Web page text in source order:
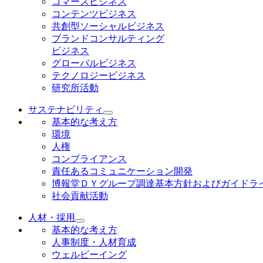
コンテンツビジネス
共創型ソーシャルビジネス
ブランドコンサルティング
ビジネス
グローバルビジネス
テクノロジービジネス
研究所活動
サステナビリティ
基本的な考え方
環境
人権
コンプライアンス
責任あるコミュニケーション開発
博報堂ＤＹグループ調達基本方針およびガイドラ
社会貢献活動
人材・採用
基本的な考え方
人事制度・人材育成
ウェルビーイング